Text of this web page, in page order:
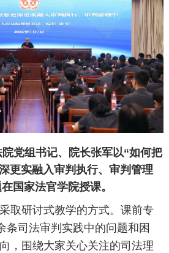
党组书记、院长张军以“如何把
更实融入审判执行、审判管理
国家法官学院授课。
研讨式教学的方式。课前专
条司法审判实践中的问题和困
，围绕大家关心关注的司法理